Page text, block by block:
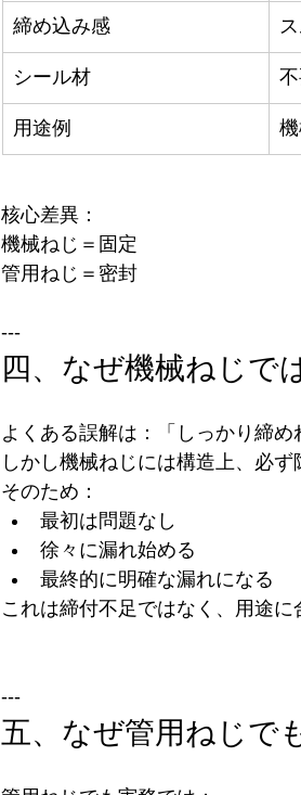
締め込み感
シール材
用途例
核心差異：
機械ねじ＝固定
管用ねじ＝密封
---
四、なぜ機械ねじで
よくある誤解は：「しっかり締め
しかし機械ねじには構造上、必ず
そのため：
最初は問題なし
徐々に漏れ始める
最終的に明確な漏れになる
これは締付不足ではなく、用途に
---
五、なぜ管用ねじで